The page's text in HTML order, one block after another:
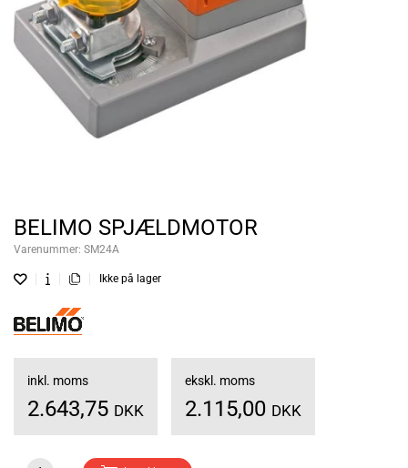
BELIMO SPJÆLDMOTOR
Varenummer: SM24A
Ikke på lager
inkl. moms
2.643,75 DKK
ekskl. moms
2.115,00 DKK